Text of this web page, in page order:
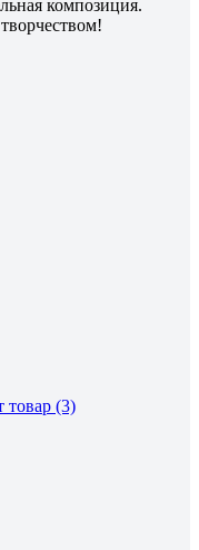
композиция.
товар (3)